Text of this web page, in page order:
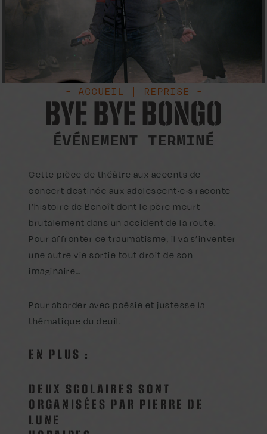
- ACCUEIL | REPRISE -
BYE BYE BONGO
ÉVÉNEMENT TERMINÉ
Cette pièce de théâtre aux accents de
concert destinée aux adolescent·e·s raconte
l’histoire de Benoît dont le père meurt
brutalement dans un accident de la route.
Pour affronter ce traumatisme, il va s’inventer
une autre vie sortie tout droit de son
imaginaire…
Pour aborder avec poésie et justesse la
thématique du deuil.
EN PLUS :
DEUX SCOLAIRES SONT
ORGANISÉES PAR PIERRE DE
LUNE